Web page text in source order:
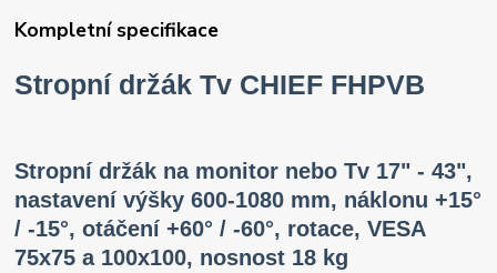
Kompletní specifikace
Stropní držák Tv CHIEF FHPVB
Stropní držák na monitor nebo Tv 17" - 43",
nastavení výšky 600-1080 mm, náklonu +15°
/ -15°, otáčení +60° / -60°, rotace, VESA
75x75 a 100x100, nosnost 18 kg